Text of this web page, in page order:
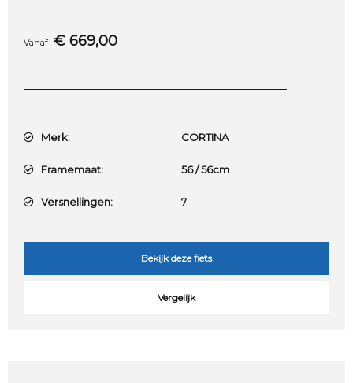
Vanaf € 669,00
Merk: CORTINA
Framemaat: 56 / 56cm
Versnellingen: 7
Bekijk deze fiets
Vergelijk